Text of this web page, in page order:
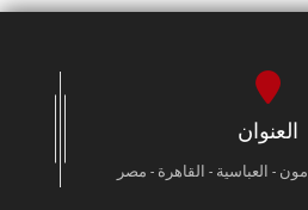
العنوان
- العباسية - القاهرة - مصر